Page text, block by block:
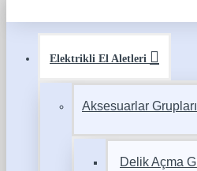
Elektrikli El Aletleri
Aksesuarlar Grupları
Delik Açma